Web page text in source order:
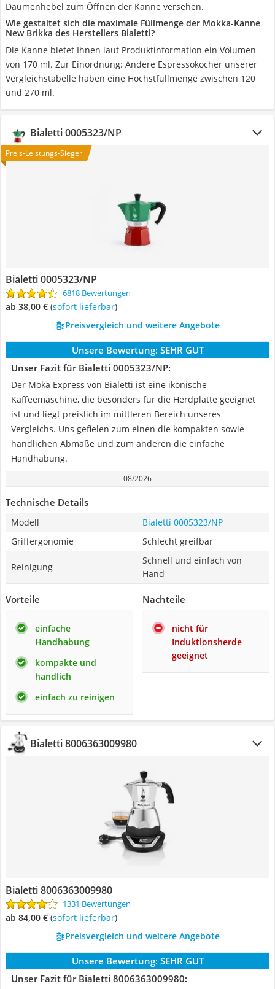
Daumenhebel zum Öffnen der Kanne versehen.
Wie gestaltet sich die maximale Füllmenge der Mokka-Kanne
New Brikka des Herstellers Bialetti?
Die Kanne bietet Ihnen laut Produktinformation ein Volumen
von 170 ml. Zur Einordnung: Andere Espressokocher unserer
Vergleichstabelle haben eine Höchstfüllmenge zwischen 120
und 270 ml.
Bialetti 0005323/NP
Preis-Leistungs-Sieger
Bialetti 0005323/NP
6818 Bewertungen
ab 38,00 € ( Sofort lieferbar)
Preisvergleich und weitere Angebote
Unsere Bewertung: SEHR GUT
Unser Fazit für Bialetti 0005323/NP:
Der Moka Express von Bialetti ist eine ikonische
Kaffeemaschine, die besonders für die Herdplatte geeignet
ist und liegt preislich im mittleren Bereich unseres
Vergleichs. Uns gefielen zum einen die kompakten sowie
handlichen Abmaße und zum anderen die einfache
Handhabung.
08/2026
Technische Details
Modell
Bialetti 0005323/NP
Griffergonomie
Schlecht greifbar
Reinigung
Schnell und einfach von
Hand
Vorteile
einfache
Handhabung
kompakte und
handlich
einfach zu reinigen
Nachteile
nicht für
Induktionsherde
geeignet
Bialetti 8006363009980
Bialetti 8006363009980
1331 Bewertungen
ab 84,00 € ( Sofort lieferbar)
Preisvergleich und weitere Angebote
Unsere Bewertung: SEHR GUT
Unser Fazit für Bialetti 8006363009980: